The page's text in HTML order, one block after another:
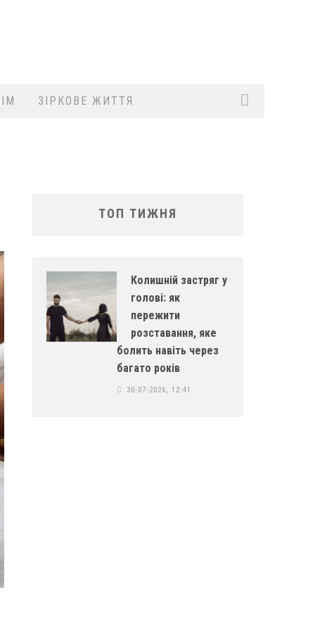
ЗІРКОВЕ ЖИТТЯ
ТОП ТИЖНЯ
Колишній застряг у
голові: як
пережити
розставання, яке
болить навіть через
багато років
30-07-2026, 12:41